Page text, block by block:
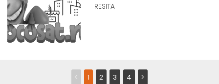
RESITA
< 1 2 3 4 >